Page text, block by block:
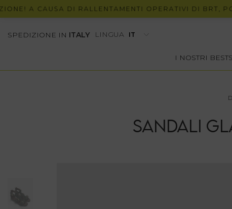
A CAUSA DI RALLENTAMENTI OPERATIVI DI BRT,
SPEDIZIONE IN ITALY LINGUA
I NOSTRI
SANDALI